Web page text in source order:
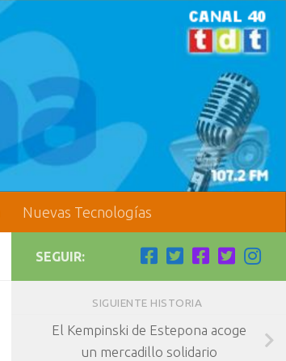
Nuevas Tecnologías
SEGUIR:
SIGUIENTE HISTORIA
El Kempinski de Estepona acoge
un mercadillo solidario